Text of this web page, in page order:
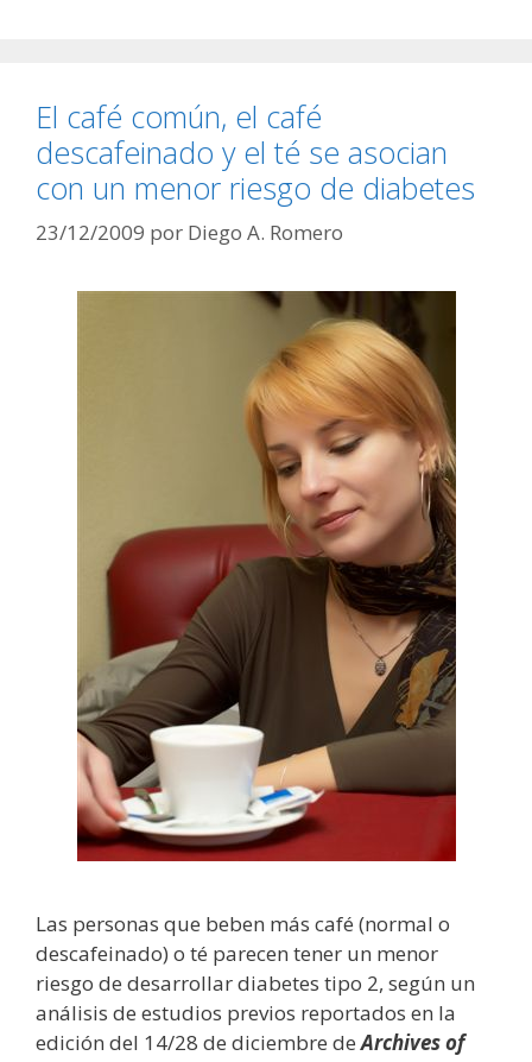
El café común, el café
descafeinado y el té se asocian
con un menor riesgo de diabetes
23/12/2009 por Diego A. Romero
Las personas que beben más café (normal o
descafeinado) o té parecen tener un menor
riesgo de desarrollar diabetes tipo 2, según un
análisis de estudios previos reportados en la
edición del 14/28 de diciembre deArchives of